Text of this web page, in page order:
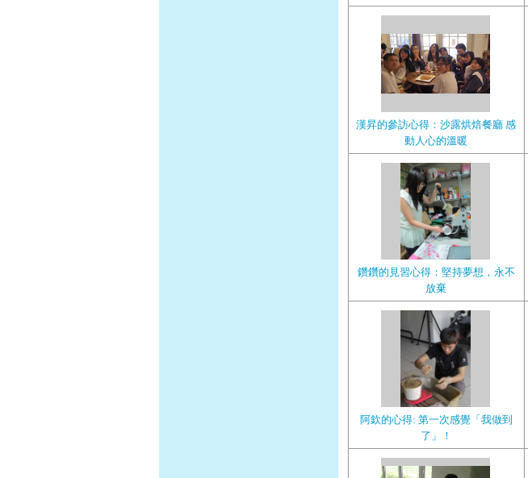
漢昇的參訪心得：沙露烘焙餐廳 感
動人心的溫暖
鑽鑽的見習心得：堅持夢想，永不
放棄
阿欽的心得: 第一次感覺「我做到
了」！